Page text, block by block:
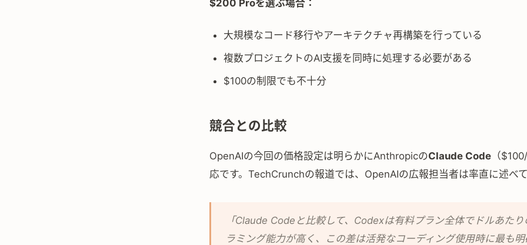
$200 Proを選ぶ場合：
大規模なコード移行やアーキテクチャ再構築を行っている
複数プロジェクトのAI支援を同時に処理する必要がある
$100の制限でも不十分
競合との比較
OpenAIの今回の価格設定は明らかにAnthropicのClaude Code （
応です。TechCrunchの報道では、OpenAIの広報担当者は率直に述べ
「Claude Codeと比較して、Codexは有料プラン全体でドルあた
ラミング能力が高く、この差は活発なコーディング使用時に最も